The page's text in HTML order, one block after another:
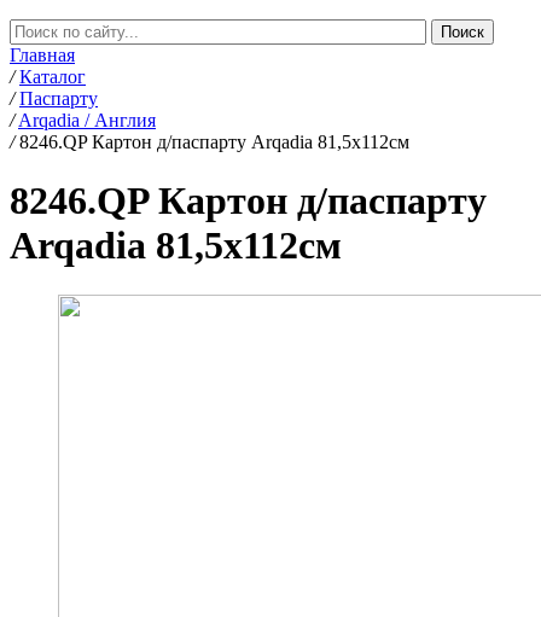
Главная
/ Каталог
/ Паспарту
/ Arqadia / Англия
/ 8246.QP Картон д/паспарту Arqadia 81,5х112см
8246.QP Картон д/паспарту
Arqadia 81,5х112см